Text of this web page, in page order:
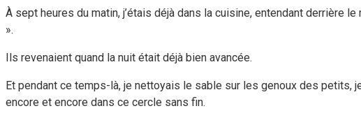
À sept heures du matin, j’étais déjà dans la cuisine, entendant derrière
».
Ils revenaient quand la nuit était déjà bien avancée.
Et pendant ce temps-là, je nettoyais le sable sur les genoux des
encore et encore dans ce cercle sans fin.